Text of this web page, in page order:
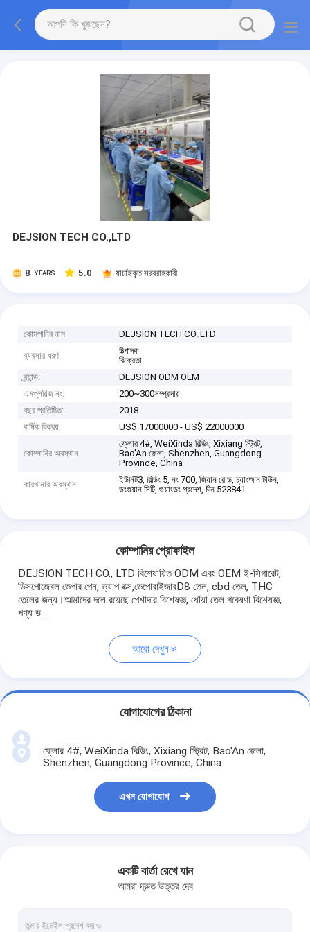
DEJSION TECH CO.,LTD
8 YEARS 5.0 যাচাইকৃত সরবরাহকারী
কোমপানির নাম DEJSION TECH CO.,LTD
ব্যবসার ধরণ:
উত্পাদক
বিক্রেতা
ব্র্যান্ড:
DEJSION ODM OEM
এমপ্লয়িজ নং:
200~300সম্প্রদায়
বছর প্রতিষ্ঠিত:
2018
বার্ষিক বিক্রয়:
US$ 17000000 - US$ 22000000
কোম্পানির অবস্থান
ফ্লোর 4#, WeiXinda বিল্ডিং, Xixiang স্ট্রিট,
Bao'An জেলা, Shenzhen, Guangdong
Province, China
কারখানার অবস্থান
ইউনিট3, বিল্ডিং 5, নং 700, জিয়ান রোড, চ্যাংআন টাউন,
ডংগুয়ান সিটি, গুয়াংডং প্রদেশ, চীন 523841
কোম্পানির প্রোফাইল
DEJSION TECH CO., LTD বিশেষায়িত ODM এবং OEM ই-সিগারেট,
ডিসপোজেবল ভেপার পেন, ভ্যাপ বক্স,ভেপোরাইজারD8 তেল, cbd তেল, THC
তেলের জন্য।আমাদের দলে রয়েছে পেশাদার বিশেষজ্ঞ, ধোঁয়া তেল গবেষণা বিশেষজ্ঞ,
পণ্য ড...
আরো দেখুন
যোগাযোগের ঠিকানা
ফ্লোর 4#, WeiXinda বিল্ডিং, Xixiang স্ট্রিট, Bao'An জেলা,
Shenzhen, Guangdong Province, China
এখন যোগাযোগ
একটি বার্তা রেখে যান
আমরা দ্রুত উত্তর দেব